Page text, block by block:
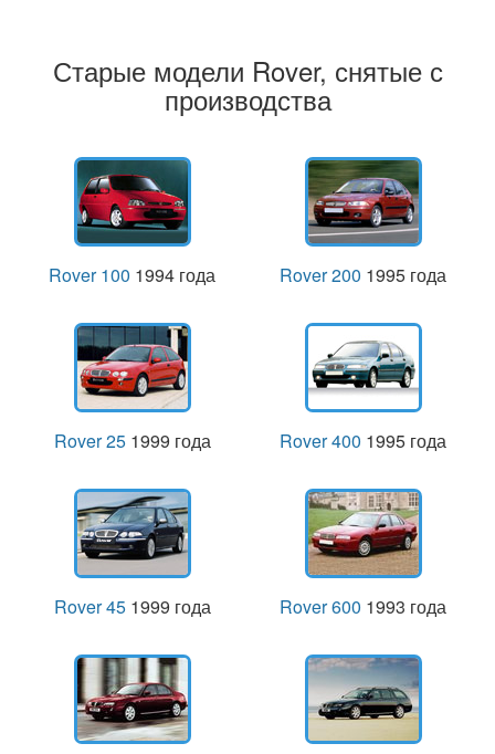
Старые модели Rover, снятые с
производства
Rover 100 1994 года Rover 200 1995 года
Rover 251999 года Rover 400 1995 года
Rover 451999 года Rover 600 1993 года